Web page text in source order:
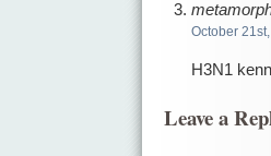
October
H3N1
Leave a